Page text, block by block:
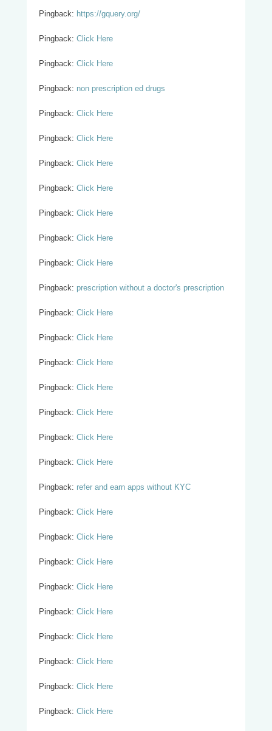
Pingback: https://gquery.org/
Pingback: Click Here
Pingback: Click Here
Pingback: non prescription ed drugs
Pingback: Click Here
Pingback: Click Here
Pingback: Click Here
Pingback: Click Here
Pingback: Click Here
Pingback: Click Here
Pingback: Click Here
Pingback: prescription without a doctor's prescription
Pingback: Click Here
Pingback: Click Here
Pingback: Click Here
Pingback: Click Here
Pingback: Click Here
Pingback: Click Here
Pingback: Click Here
Pingback: refer and earn apps without KYC
Pingback: Click Here
Pingback: Click Here
Pingback: Click Here
Pingback: Click Here
Pingback: Click Here
Pingback: Click Here
Pingback: Click Here
Pingback: Click Here
Pingback: Click Here